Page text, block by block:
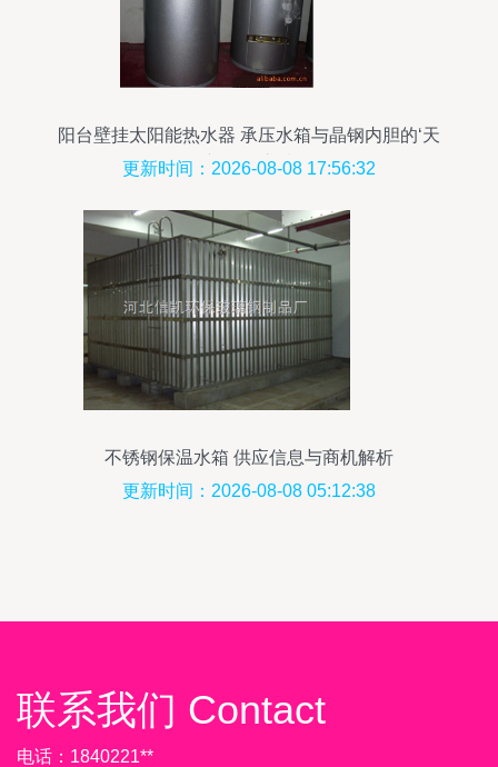
阳台壁挂太阳能热水器 承压水箱与晶钢内胆的‘天
衣无缝’之选
更新时间：2026-08-08 17:56:32
不锈钢保温水箱 供应信息与商机解析
更新时间：2026-08-08 05:12:38
联系我们 Contact
电话：1840221**